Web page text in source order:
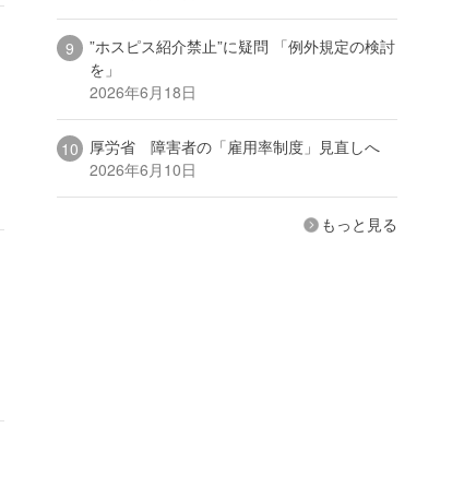
”ホスピス紹介禁止”に疑問 「例外規定の検討
を」
2026年6月18日
厚労省 障害者の「雇用率制度」見直しへ
2026年6月10日
もっと見る